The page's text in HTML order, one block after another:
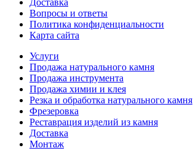
Доставка
Вопросы и ответы
Политика конфиденциальности
Карта сайта
Услуги
Продажа натурального камня
Продажа инструмента
Продажа химии и клея
Резка и обработка натурального камня
Фрезеровка
Реставрация изделий из камня
Доставка
Монтаж